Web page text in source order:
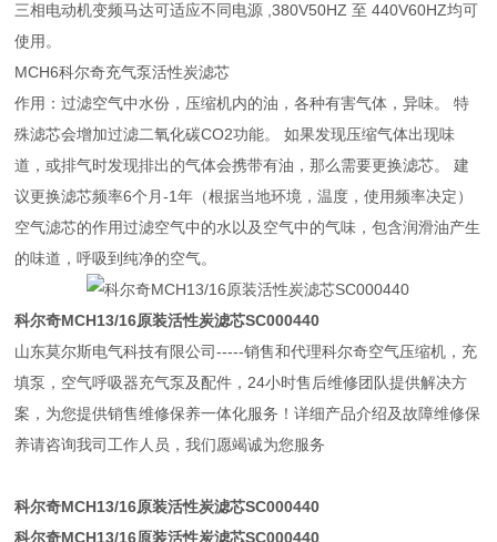
三相电动机变频马达可适应不同电源 ,380V50HZ 至 440V60HZ均可
使用。
MCH6科尔奇充气泵活性炭滤芯
作用：过滤空气中水份，压缩机内的油，各种有害气体，异味。 特
殊滤芯会增加过滤二氧化碳CO2功能。 如果发现压缩气体出现味
道，或排气时发现排出的气体会携带有油，那么需要更换滤芯。 建
议更换滤芯频率6个月-1年（根据当地环境，温度，使用频率决定）
空气滤芯的作用过滤空气中的水以及空气中的气味，包含润滑油产生
的味道，呼吸到纯净的空气。
科尔奇MCH13/16原装活性炭滤芯SC000440
山东莫尔斯电气科技有限公司-----销售和代理科尔奇空气压缩机，充
填泵，空气呼吸器充气泵及配件，24小时售后维修团队提供解决方
案，为您提供销售维修保养一体化服务！详细产品介绍及故障维修保
养请咨询我司工作人员，我们愿竭诚为您服务
科尔奇MCH13/16原装活性炭滤芯SC000440
科尔奇MCH13/16原装活性炭滤芯SC000440